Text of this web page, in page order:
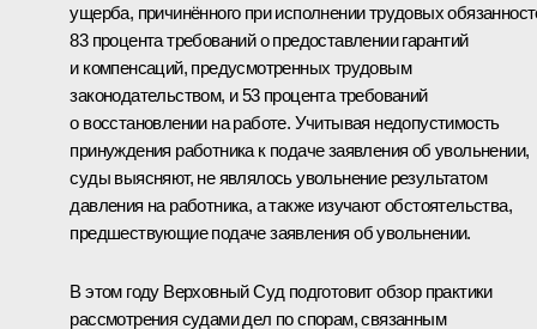
ущерба, причинённого при исполнении трудовых
83 процента требований о предоставлении гарантий
и компенсаций, предусмотренных трудовым
законодательством, и 53 процента требований
о восстановлении на работе. Учитывая недопустимость
принуждения работника к подаче заявления об увольнении,
суды выясняют, не являлось увольнение результатом
давления на работника, а также изучают обстоятельства,
предшествующие подаче заявления об увольнении.
В этом году Верховный Суд подготовит обзор практики
рассмотрения судами дел по спорам, связанным